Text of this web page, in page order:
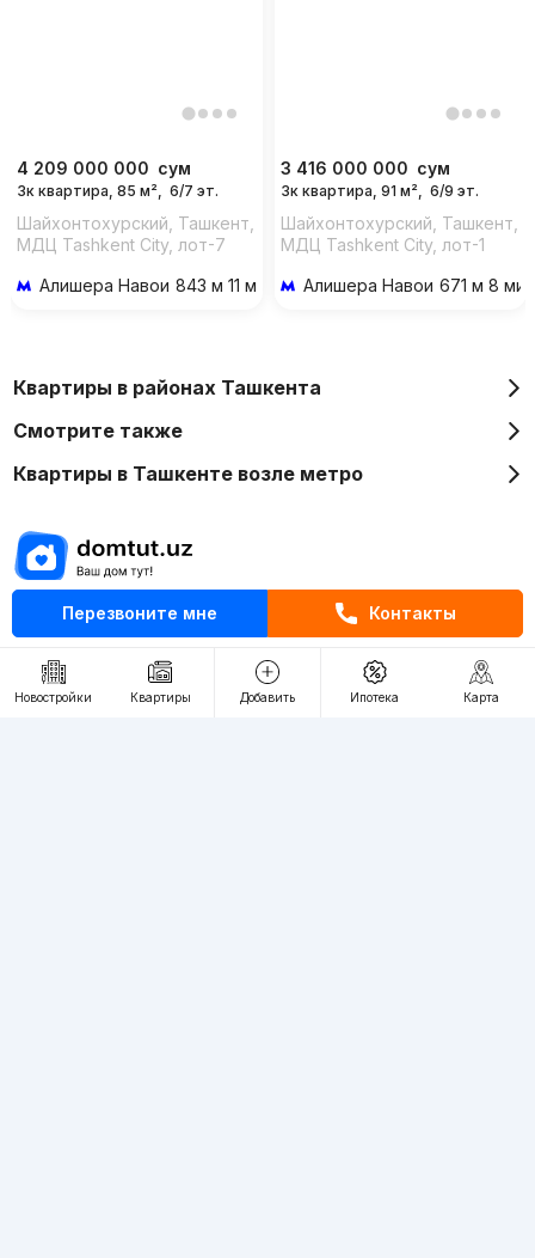
Перезвоните мне Контакты
4 209 000 000 сум
3к квартира, 85 м², 6/7 эт.
Шайхонтохурский, Ташкент,
МДЦ Tashkent City, лот-7
Алишера Навои 843 м 11 мин пешком
3 416 000 000 сум
3к квартира, 91 м², 6/9 эт.
Шайхонтохурский, Ташкент,
МДЦ Tashkent City, лот-1
Алишера Навои 671 м 8
Новостройки Квартиры Добавить Ипотека Карта
Квартиры в районах Ташкента
Смотрите также
Квартиры в Ташкенте возле метро
Отдел рекламы
+998 (93) 390-30-10